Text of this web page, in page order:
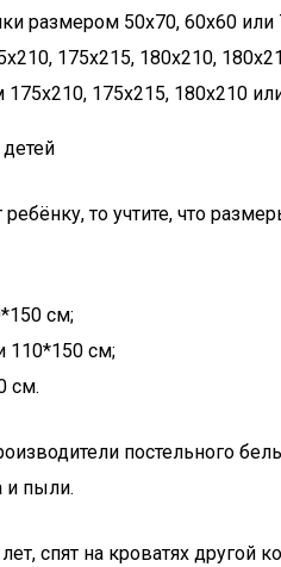
размером 50х70, 60х60 или
175х215, 180х210,
175х215, 180х210
то учтите, что
см;
110*150 см;
см.
постельного
и пыли.
спят на кроватях